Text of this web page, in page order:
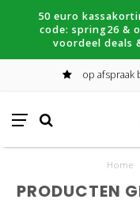
50 euro
code: spring26 &
voordeel deals
op
Home
PRODUCTEN